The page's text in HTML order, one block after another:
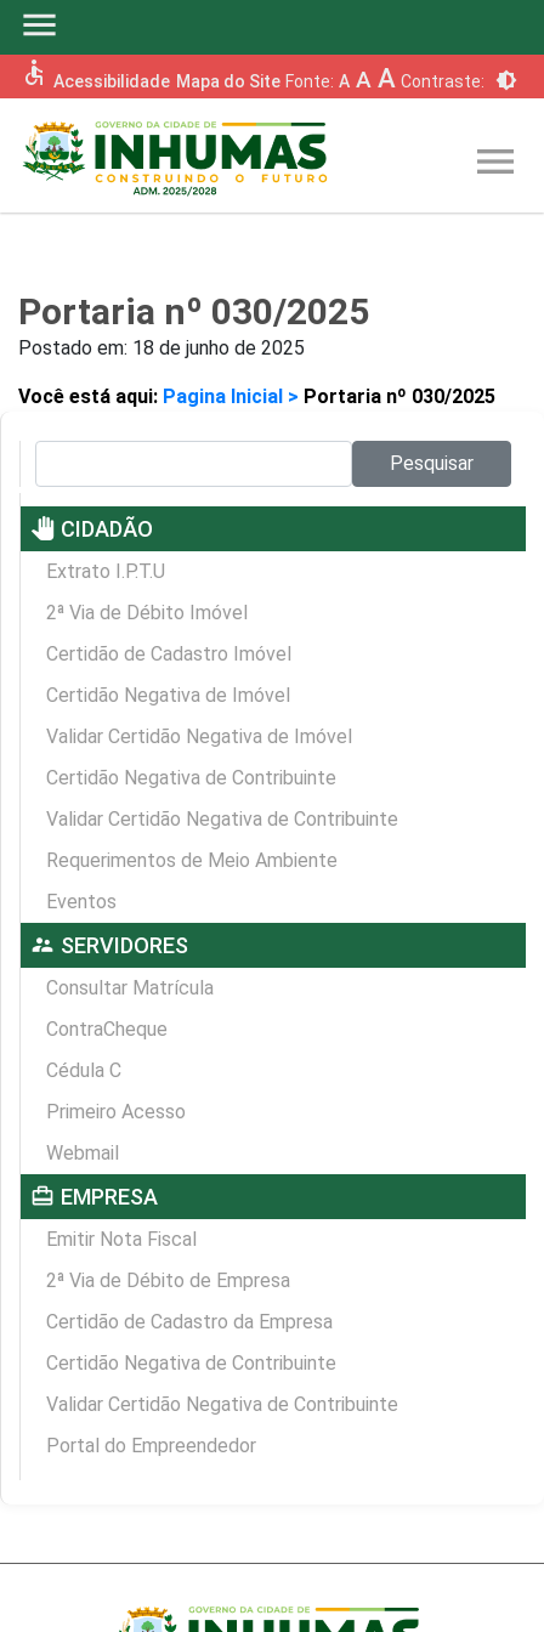
menu
accessible Acessibilidade Mapa do Site Fonte: A A A Contraste: brightness_6
menu
Portaria nº 030/2025
Postado em: 18 de junho de 2025
Você está aqui: Pagina Inicial > Portaria nº 030/2025
Pesquisar
pan_tool CIDADÃO
Extrato I.P.T.U
2ª Via de Débito Imóvel
Certidão de Cadastro Imóvel
Certidão Negativa de Imóvel
Validar Certidão Negativa de Imóvel
Certidão Negativa de Contribuinte
Validar Certidão Negativa de Contribuinte
Requerimentos de Meio Ambiente
Eventos
supervisor_account SERVIDORES
Consultar Matrícula
ContraCheque
Cédula C
Primeiro Acesso
Webmail
card_travel EMPRESA
Emitir Nota Fiscal
2ª Via de Débito de Empresa
Certidão de Cadastro da Empresa
Certidão Negativa de Contribuinte
Validar Certidão Negativa de Contribuinte
Portal do Empreendedor